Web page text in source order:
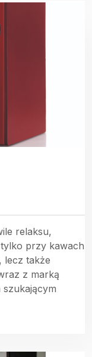
relaksu,
przy kawach
lecz także
z marką